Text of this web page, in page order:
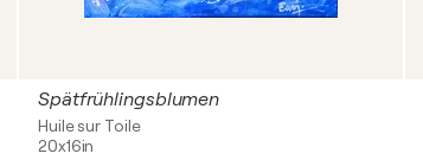
Spätfrühlingsblumen
Huile sur Toile
20x16in